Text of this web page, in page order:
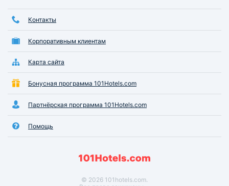
Контакты
Корпоративным клиентам
Карта сайта
Бонусная программа 101Hotels.com
Партнёрская программа 101Hotels.com
Помощь
© 2026 101hotels.com.